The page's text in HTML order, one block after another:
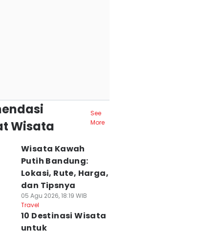
Wisata
See
More
Wisata Kawah
Putih Bandung:
Lokasi, Rute, Harga,
dan Tipsnya
05 Agu 2026, 18:19 WIB
Travel
10 Destinasi Wisata
untuk